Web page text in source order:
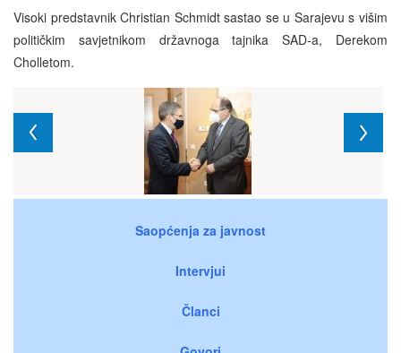
Visoki predstavnik Christian Schmidt sastao se u Sarajevu s višim
političkim savjetnikom državnoga tajnika SAD-a, Derekom
Cholletom.
Saopćenja za javnost
Intervjui
Članci